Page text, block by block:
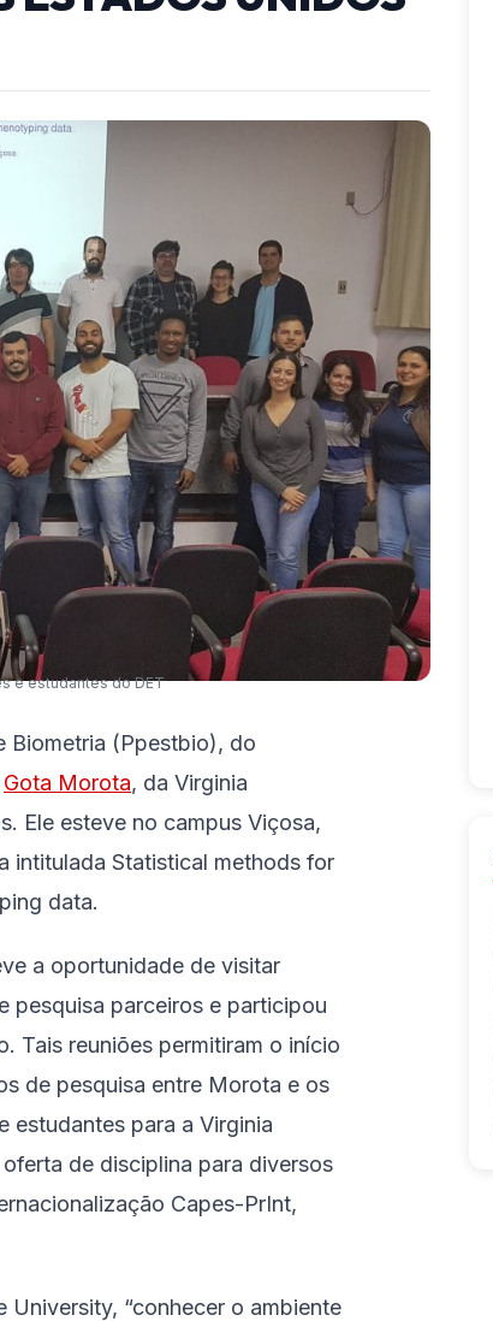
e estudantes do DET
Biometria (Ppestbio), do
Gota Morota, da Virginia
Ele esteve no campus Viçosa,
intitulada Statistical methods for
data.
a oportunidade de visitar
pesquisa parceiros e participou
Tais reuniões permitiram o início
de pesquisa entre Morota e os
estudantes para a Virginia
de disciplina para diversos
Capes-PrInt,
“conhecer o ambiente